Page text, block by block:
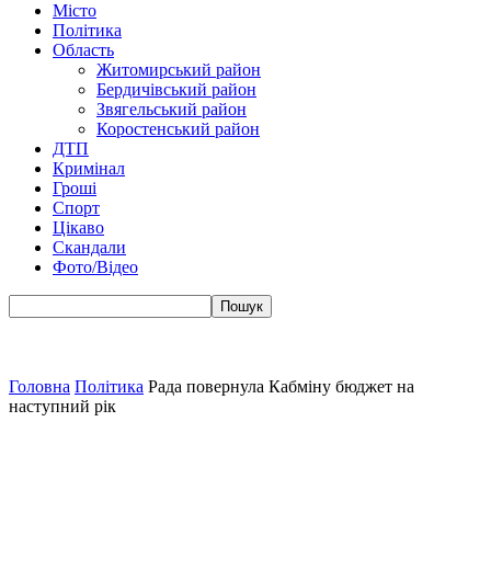
Місто
Політика
Область
Житомирський район
Бердичівський район
Звягельський район
Коростенський район
ДТП
Кримінал
Гроші
Спорт
Цікаво
Скандали
Фото/Відео
Головна Політика Рада повернула Кабміну бюджет на
наступний рік